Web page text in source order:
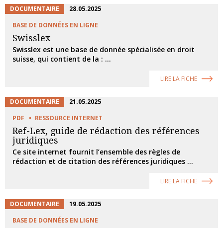
DOCUMENTAIRE
28.05.2025
BASE DE DONNÉES EN LIGNE
Swisslex
Swisslex est une base de donnée spécialisée en droit
suisse, qui contient de la : ...
LIRE LA FICHE
DOCUMENTAIRE
21.05.2025
PDF
RESSOURCE INTERNET
Ref-Lex, guide de rédaction des références
juridiques
Ce site internet fournit l’ensemble des règles de
rédaction et de citation des références juridiques ...
LIRE LA FICHE
DOCUMENTAIRE
19.05.2025
BASE DE DONNÉES EN LIGNE